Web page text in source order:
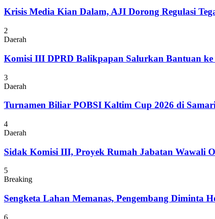
Krisis Media Kian Dalam, AJI Dorong Regulasi
2
Daerah
Komisi III DPRD Balikpapan Salurkan Bantuan
3
Daerah
Turnamen Biliar POBSI Kaltim Cup 2026 di
4
Daerah
Sidak Komisi III, Proyek Rumah Jabatan Wawali
5
Breaking
Sengketa Lahan Memanas, Pengembang
6